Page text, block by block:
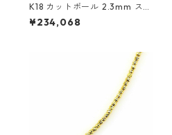
K18 カットボール 2.3mm スラ
イド付き
¥234,068